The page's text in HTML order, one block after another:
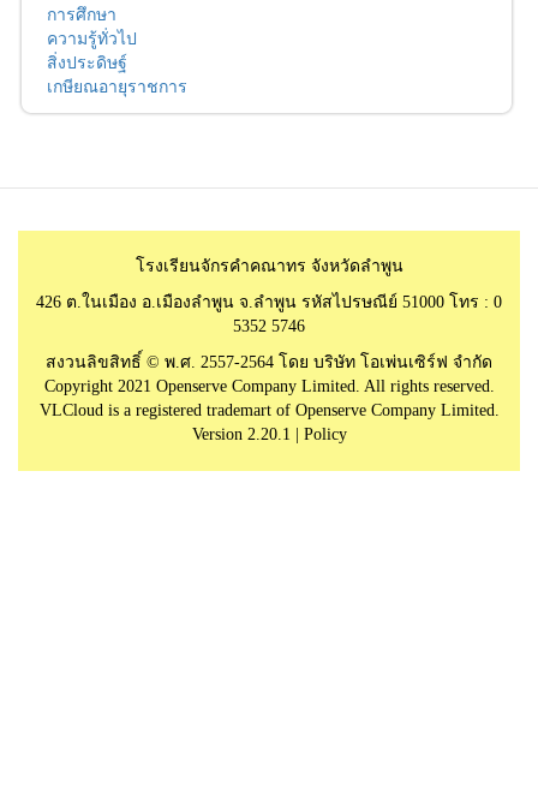
การศึกษา
ความรู้ทั่วไป
สิ่งประดิษฐ์
เกษียณอายุราชการ
โรงเรียนจักรคำคณาทร จังหวัดลำพูน
426 ต.ในเมือง อ.เมืองลำพูน จ.ลำพูน รหัสไปรษณีย์ 51000 โทร : 0
5352 5746
สงวนลิขสิทธิ์ © พ.ศ. 2557-2564 โดย บริษัท โอเพ่นเซิร์ฟ จำกัด
Copyright 2021 Openserve Company Limited. All rights reserved.
VLCloud is a registered trademart of Openserve Company Limited.
Version 2.20.1 | Policy